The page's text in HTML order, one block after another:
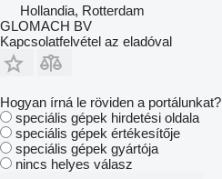
Hollandia, Rotterdam
GLOMACH BV
Kapcsolatfelvétel az eladóval
Hogyan írná le röviden a portálunkat?
speciális gépek hirdetési oldala
speciális gépek értékesítője
speciális gépek gyártója
nincs helyes válasz